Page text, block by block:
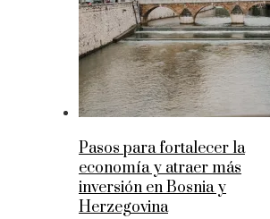
Pasos para fortalecer la
economía y atraer más
inversión en Bosnia y
Herzegovina